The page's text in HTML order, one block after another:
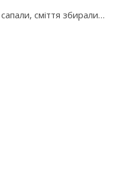
сміття збирали…